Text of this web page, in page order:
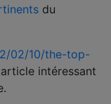
du
02/10/the-top-
article intéressant